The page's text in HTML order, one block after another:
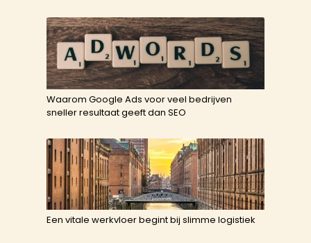
Waarom Google Ads voor veel bedrijven
sneller resultaat geeft dan SEO
Een vitale werkvloer begint bij slimme logistiek